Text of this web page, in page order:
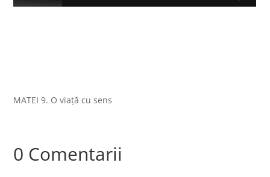
MATEI 9. O viață cu sens
0 Comentarii